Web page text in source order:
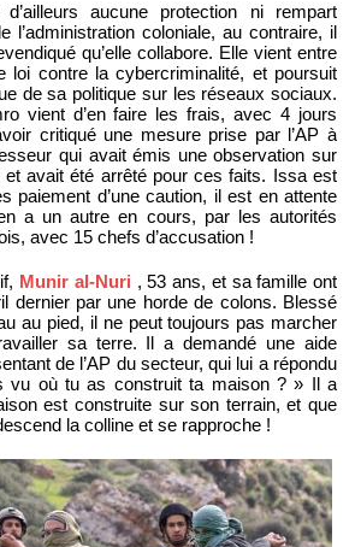
d’ailleurs aucune protection ni rempart
l’administration coloniale, au contraire, il
qu’elle collabore. Elle vient entre
loi contre la cybercriminalité, et poursuit
de sa politique sur les réseaux sociaux.
vient d’en faire les frais, avec 4 jours
critiqué une mesure prise par l’AP à
qui avait émis une observation sur
et avait été arrêté pour ces faits. Issa est
paiement d’une caution, il est en attente
a un autre en cours, par les autorités
avec 15 chefs d’accusation !
Munir al-Nuri , 53 ans, et sa famille ont
dernier par une horde de colons. Blessé
au pied, il ne peut toujours pas marcher
sa terre. Il a demandé une aide
de l’AP du secteur, qui lui a répondu
vu où tu as construit ta maison ? » Il a
est construite sur son terrain, et que
la colline et se rapproche !